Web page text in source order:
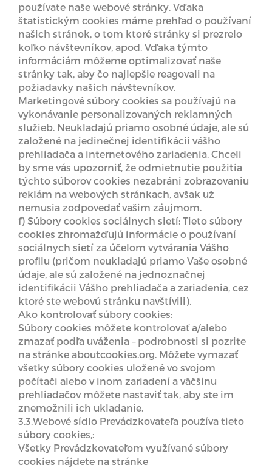
používate naše webové stránky. Vďaka
štatistickým cookies máme prehľad o používaní
našich stránok, o tom ktoré stránky si prezrelo
koľko návštevníkov, apod. Vďaka týmto
informáciám môžeme optimalizovať naše
stránky tak, aby čo najlepšie reagovali na
požiadavky našich návštevníkov.
Marketingové súbory cookies sa používajú na
vykonávanie personalizovaných reklamných
služieb. Neukladajú priamo osobné údaje, ale sú
založené na jedinečnej identifikácii vášho
prehliadača a internetového zariadenia. Chceli
by sme vás upozorniť, že odmietnutie použitia
týchto súborov cookies nezabráni zobrazovaniu
reklám na webových stránkach, avšak už
nemusia zodpovedať vašim záujmom.
f) Súbory cookies sociálnych sietí: Tieto súbory
cookies zhromažďujú informácie o používaní
sociálnych sietí za účelom vytvárania Vášho
profilu (pričom neukladajú priamo Vaše osobné
údaje, ale sú založené na jednoznačnej
identifikácii Vášho prehliadača a zariadenia, cez
ktoré ste webovú stránku navštívili).
Ako kontrolovať súbory cookies:
Súbory cookies môžete kontrolovať a/alebo
zmazať podľa uváženia – podrobnosti si pozrite
na stránke aboutcookies.org. Môžete vymazať
všetky súbory cookies uložené vo svojom
počítači alebo v inom zariadení a väčšinu
prehliadačov môžete nastaviť tak, aby ste im
znemožnili ich ukladanie.
3.3.Webové sídlo Prevádzkovateľa používa tieto
súbory cookies,:
Všetky Prevádzkovateľom využívané súbory
cookies nájdete na stránke